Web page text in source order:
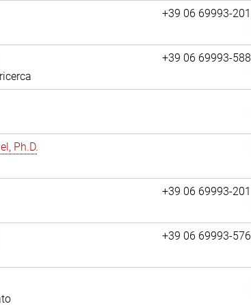
+39 06 69993-201
+39 06 69993-588
Ph.D.
+39 06 69993-201
+39 06 69993-576